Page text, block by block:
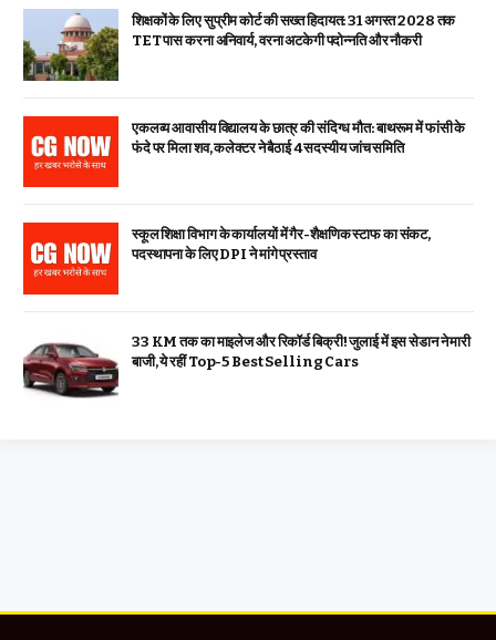
शिक्षकों के लिए सुप्रीम कोर्ट की सख्त हिदायत: 31 अगस्त 2028 तक
TET पास करना अनिवार्य, वरना अटकेगी पदोन्नति और नौकरी
एकलव्य आवासीय विद्यालय के छात्र की संदिग्ध मौत: बाथरूम में फांसी के
फंदे पर मिला शव, कलेक्टर ने बैठाई 4 सदस्यीय जांच समिति
स्कूल शिक्षा विभाग के कार्यालयों में गैर-शैक्षणिक स्टाफ का संकट,
पदस्थापना के लिए DPI ने मांगे प्रस्ताव
33 KM तक का माइलेज और रिकॉर्ड बिक्री! जुलाई में इस सेडान ने मारी
बाजी, ये रहीं Top-5 Best Selling Cars